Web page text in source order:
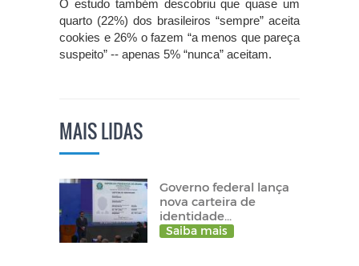
O estudo também descobriu que quase um
quarto (22%) dos brasileiros “sempre” aceita
cookies e 26% o fazem “a menos que pareça
suspeito” -- apenas 5% “nunca” aceitam.
MAIS LIDAS
Governo federal lança
nova carteira de
identidade...
Saiba mais